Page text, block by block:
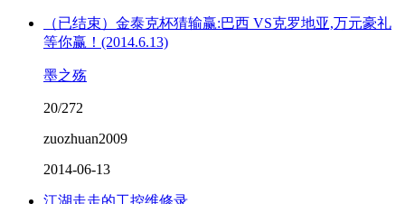
（已结束）金泰克杯猜输赢:巴西 VS克罗地亚,万元豪礼
等你赢！(2014.6.13)
墨之殇
20/272
zuozhuan2009
2014-06-13
江湖走走的工控维修录